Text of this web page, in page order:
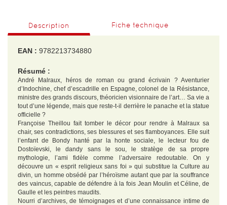
Description Fiche technique
EAN : 9782213734880
Résumé :
André Malraux, héros de roman ou grand écrivain ? Aventurier
d’Indochine, chef d’escadrille en Espagne, colonel de la Résistance,
ministre des grands discours, théoricien visionnaire de l’art… Sa vie a
tout d’une légende, mais que reste-t-il derrière le panache et la statue
officielle ?
Françoise Theillou fait tomber le décor pour rendre à Malraux sa
chair, ses contradictions, ses blessures et ses flamboyances. Elle suit
l’enfant de Bondy hanté par la honte sociale, le lecteur fou de
Dostoïevski, le dandy sans le sou, le stratège de sa propre
mythologie, l’ami fidèle comme l’adversaire redoutable. On y
découvre un « esprit religieux sans foi » qui substitue la Culture au
divin, un homme obsédé par l’héroïsme autant que par la souffrance
des vaincus, capable de défendre à la fois Jean Moulin et Céline, de
Gaulle et les peintres maudits.
Nourri d’archives, de témoignages et d’une connaissance intime de